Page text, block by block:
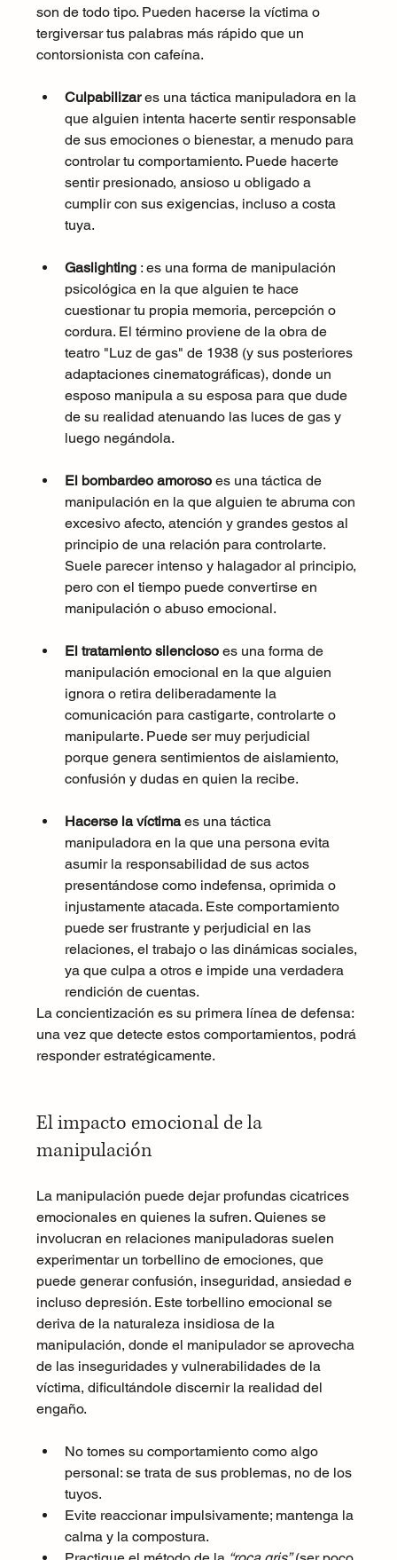
son de todo tipo. Pueden hacerse la víctima o
tergiversar tus palabras más rápido que un
contorsionista con cafeína.
Culpabilizar es una táctica manipuladora en la
que alguien intenta hacerte sentir responsable
de sus emociones o bienestar, a menudo para
controlar tu comportamiento. Puede hacerte
sentir presionado, ansioso u obligado a
cumplir con sus exigencias, incluso a costa
tuya.
Gaslighting : es una forma de manipulación
psicológica en la que alguien te hace
cuestionar tu propia memoria, percepción o
cordura. El término proviene de la obra de
teatro "Luz de gas" de 1938 (y sus posteriores
adaptaciones cinematográficas), donde un
esposo manipula a su esposa para que dude
de su realidad atenuando las luces de gas y
luego negándola.
El bombardeo amoroso es una táctica de
manipulación en la que alguien te abruma con
excesivo afecto, atención y grandes gestos al
principio de una relación para controlarte.
Suele parecer intenso y halagador al principio,
pero con el tiempo puede convertirse en
manipulación o abuso emocional.
El tratamiento silencioso es una forma de
manipulación emocional en la que alguien
ignora o retira deliberadamente la
comunicación para castigarte, controlarte o
manipularte. Puede ser muy perjudicial
porque genera sentimientos de aislamiento,
confusión y dudas en quien la recibe.
Hacerse la víctima es una táctica
manipuladora en la que una persona evita
asumir la responsabilidad de sus actos
presentándose como indefensa, oprimida o
injustamente atacada. Este comportamiento
puede ser frustrante y perjudicial en las
relaciones, el trabajo o las dinámicas sociales,
ya que culpa a otros e impide una verdadera
rendición de cuentas.
La concientización es su primera línea de defensa:
una vez que detecte estos comportamientos, podrá
responder estratégicamente.
El impacto emocional de la
manipulación
La manipulación puede dejar profundas cicatrices
emocionales en quienes la sufren. Quienes se
involucran en relaciones manipuladoras suelen
experimentar un torbellino de emociones, que
puede generar confusión, inseguridad, ansiedad e
incluso depresión. Este torbellino emocional se
deriva de la naturaleza insidiosa de la
manipulación, donde el manipulador se aprovecha
de las inseguridades y vulnerabilidades de la
víctima, dificultándole discernir la realidad del
engaño.
No tomes su comportamiento como algo
personal: se trata de sus problemas, no de los
tuyos.
Evite reaccionar impulsivamente; mantenga la
calma y la compostura.